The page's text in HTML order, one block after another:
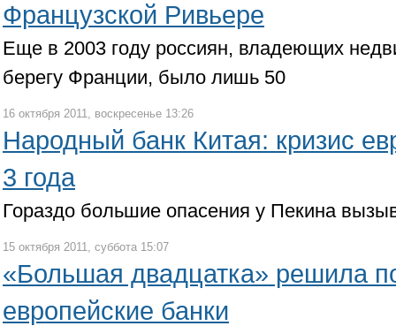
Французской Ривьере
Еще в 2003 году россиян, владеющих
берегу Франции, было лишь 50
16 октября 2011, воскресенье 13:26
Народный банк Китая: кризис
3 года
Гораздо большие опасения у Пекина
15 октября 2011, суббота 15:07
«Большая двадцатка» решила
европейские банки